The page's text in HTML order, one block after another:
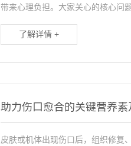
带来心理负担。大家关心的核心问题
了解详情 +
助力伤口愈合的关键营养素
皮肤或机体出现伤口后，组织修复